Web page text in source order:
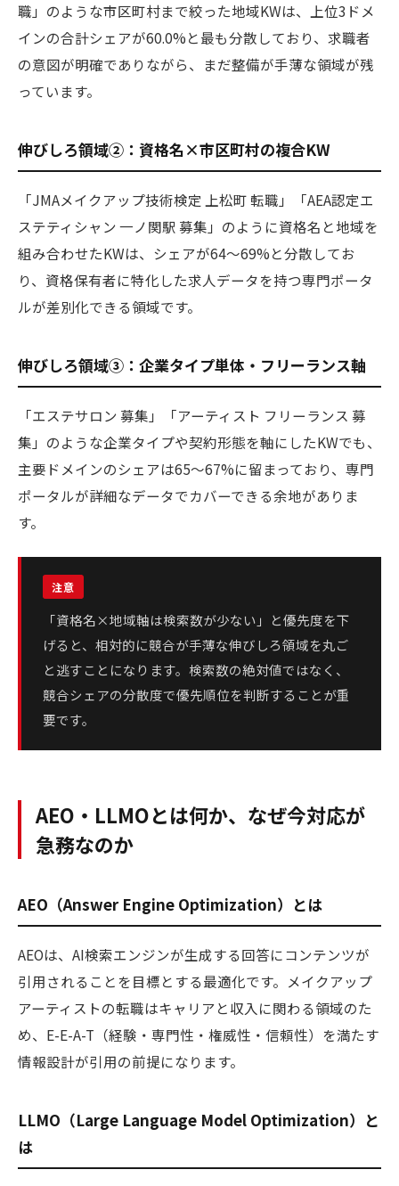
職」のような市区町村まで絞った地域KWは、上位3ドメ
インの合計シェアが60.0%と最も分散しており、求職者
の意図が明確でありながら、まだ整備が手薄な領域が残
っています。
伸びしろ領域②：資格名×市区町村の複合KW
「JMAメイクアップ技術検定 上松町 転職」「AEA認定エ
ステティシャン 一ノ関駅 募集」のように資格名と地域を
組み合わせたKWは、シェアが64〜69%と分散してお
り、資格保有者に特化した求人データを持つ専門ポータ
ルが差別化できる領域です。
伸びしろ領域③：企業タイプ単体・フリーランス軸
「エステサロン 募集」「アーティスト フリーランス 募
集」のような企業タイプや契約形態を軸にしたKWでも、
主要ドメインのシェアは65〜67%に留まっており、専門
ポータルが詳細なデータでカバーできる余地がありま
す。
「資格名×地域軸は検索数が少ない」と優先度を下
げると、相対的に競合が手薄な伸びしろ領域を丸ご
と逃すことになります。検索数の絶対値ではなく、
競合シェアの分散度で優先順位を判断することが重
要です。
AEO・LLMOとは何か、なぜ今対応が
急務なのか
AEO（Answer Engine Optimization）とは
AEOは、AI検索エンジンが生成する回答にコンテンツが
引用されることを目標とする最適化です。メイクアップ
アーティストの転職はキャリアと収入に関わる領域のた
め、E-E-A-T（経験・専門性・権威性・信頼性）を満たす
情報設計が引用の前提になります。
LLMO（Large Language Model Optimization）と
は